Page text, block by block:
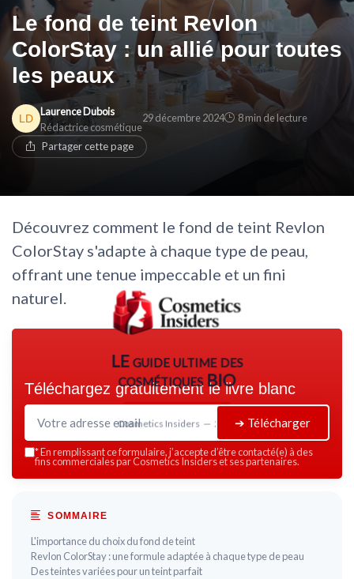
Le fond de teint Revlon
ColorStay : un allié pour toutes
les peaux
Laurence Dubois
Rédactrice cosmétique
29 décembre 2024 8 min de lecture
Partager cette page
Découvrez comment le fond de teint Revlon
ColorStay s'adapte à chaque type de peau,
offrant une tenue impeccable et un fini
naturel.
LE guide ultime des
cosmétiques BIO
Cosmetics Insiders — 2026
Téléchargez gratuitement le livre blanc
➔ Télécharger
*En remplissant ce formulaire, j’accepte d’être contacté(e) à des
fins commerciales par Cosmetics Insiders et ses partenaires.
SOMMAIRE
L'importance du choix du fond de teint
Revlon ColorStay : une formule adaptée à chaque type de peau
Des teintes variées pour un teint parfait